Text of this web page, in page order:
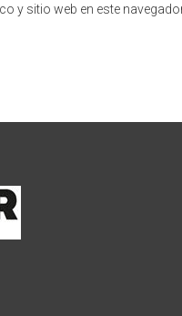
y sitio web en este